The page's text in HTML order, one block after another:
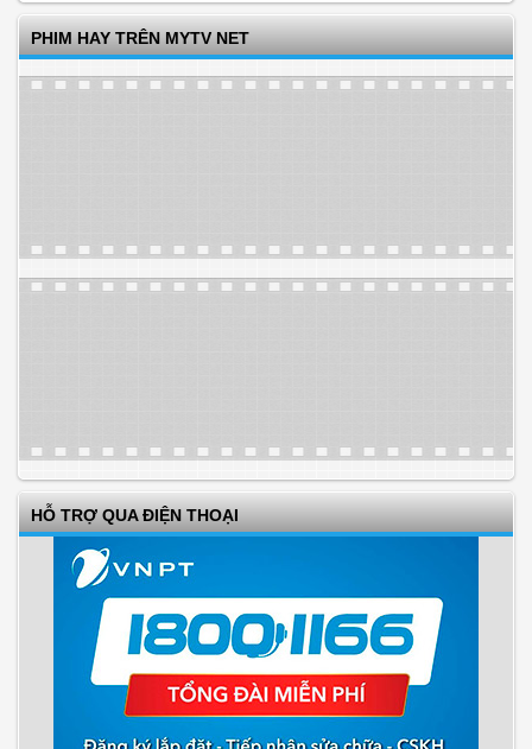
PHIM HAY TRÊN MYTV NET
HỖ TRỢ QUA ĐIỆN THOẠI